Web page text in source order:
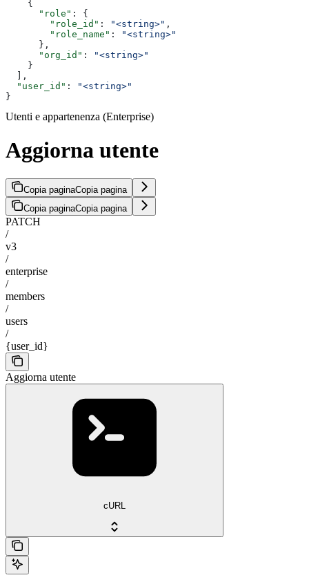
    {
      "role"
: {
        "role_id"
: "<string>" ,
        "role_name"
:
"<string>"
      },
      "org_id"
:
"<string>"
    }
  ],
  "user_id"
:
"<string>"
}
Utenti e appartenenza (Enterprise)
Aggiorna utente
Copia paginaCopia pagina
Copia paginaCopia pagina
PATCH
/
v3
/
enterprise
/
members
/
users
/
{user_id}
Aggiorna utente
cURL